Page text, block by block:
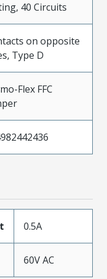
40 Circuits
on opposite
Type D
Flex FFC
0.5A
60V AC